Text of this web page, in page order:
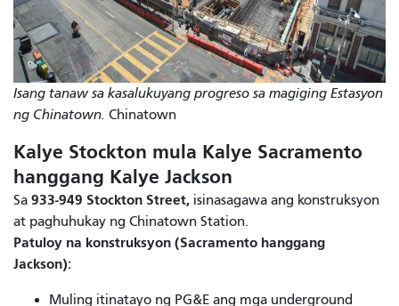
Isang tanaw sa kasalukuyang progreso sa magiging Estasyon
ng Chinatown. Chinatown
Kalye Stockton mula Kalye Sacramento
hanggang Kalye Jackson
Sa 933-949 Stockton Street, isinasagawa ang konstruksyon
at paghuhukay ng Chinatown Station.
Patuloy na konstruksyon (Sacramento hanggang
Jackson):
Muling itinatayo ng PG&E ang mga underground